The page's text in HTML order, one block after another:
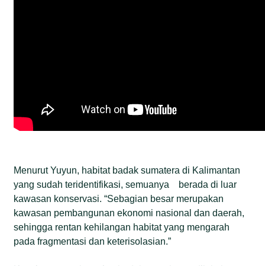
Menurut Yuyun, habitat badak sumatera di Kalimantan
yang sudah teridentifikasi, semuanya berada di luar
kawasan konservasi. “Sebagian besar merupakan
kawasan pembangunan ekonomi nasional dan daerah,
sehingga rentan kehilangan habitat yang mengarah
pada fragmentasi dan keterisolasian.”